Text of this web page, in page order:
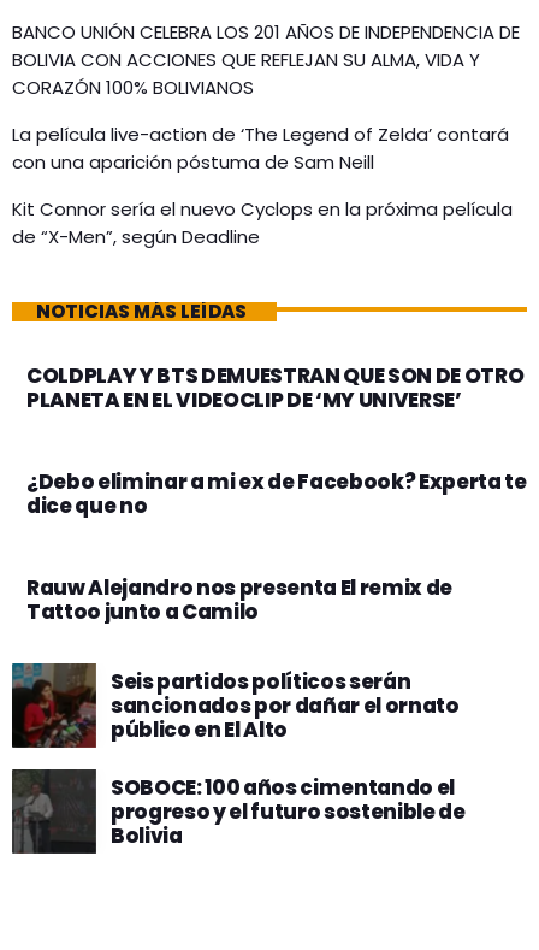
BANCO UNIÓN CELEBRA LOS 201 AÑOS DE INDEPENDENCIA DE
BOLIVIA CON ACCIONES QUE REFLEJAN SU ALMA, VIDA Y
CORAZÓN 100% BOLIVIANOS
La película live-action de ‘The Legend of Zelda’ contará
con una aparición póstuma de Sam Neill
Kit Connor sería el nuevo Cyclops en la próxima película
de “X-Men”, según Deadline
NOTICIAS MÁS LEÍDAS
COLDPLAY Y BTS DEMUESTRAN QUE SON DE OTRO
PLANETA EN EL VIDEOCLIP DE ‘MY UNIVERSE’
¿Debo eliminar a mi ex de Facebook? Experta te
dice que no
Rauw Alejandro nos presenta El remix de
Tattoo junto a Camilo
Seis partidos políticos serán
sancionados por dañar el ornato
público en El Alto
SOBOCE: 100 años cimentando el
progreso y el futuro sostenible de
Bolivia